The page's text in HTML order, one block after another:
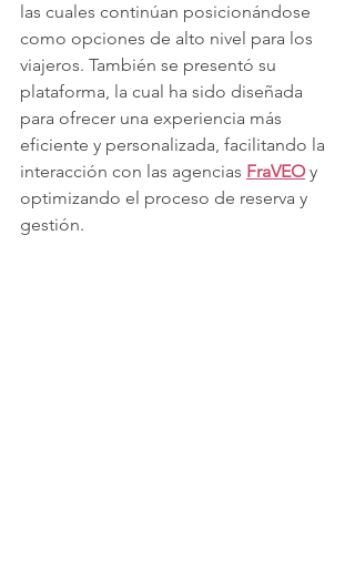
las cuales continúan posicionándose
como opciones de alto nivel para los
viajeros. También se presentó su
plataforma, la cual ha sido diseñada
para ofrecer una experiencia más
eficiente y personalizada, facilitando la
interacción con las agencias FraVEO y
optimizando el proceso de reserva y
gestión.